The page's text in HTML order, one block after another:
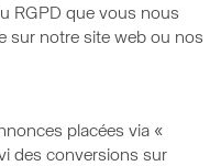
RGPD que vous nous
sur notre site web ou nos
placées via «
des conversions sur